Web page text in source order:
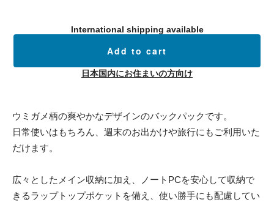
International shipping available
Add to cart
日本国内にお住まいの方向け
ウミガメ柄の爽やかなデザインのバックパックです。
日常使いはもちろん、週末のお出かけや旅行にもご利用いた
だけます。
広々としたメイン収納に加え、ノートPCを安心して収納で
きるラップトップポケットを備え、使い勝手にも配慮してい